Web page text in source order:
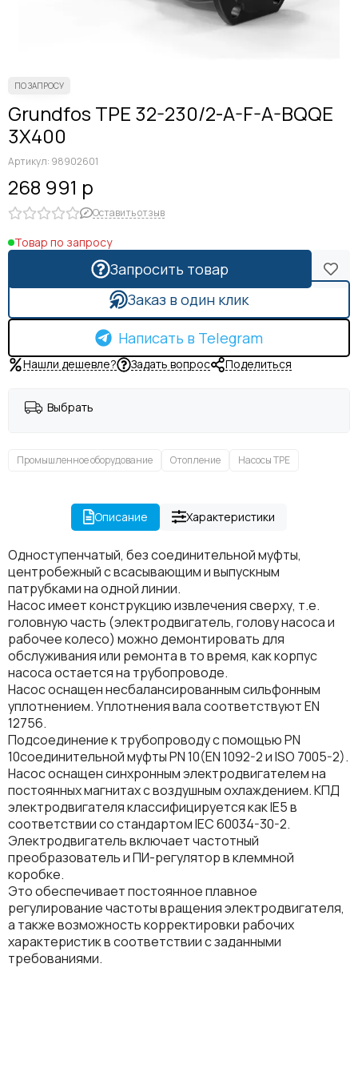
Grundfos TPE 32-230/2-A-F-A-BQQE
3X400
Артикул: 98902601
268 991 р
Оставить отзыв
Товар по запросу
Запросить товар
Заказ в один клик
Написать в Telegram
Нашли дешевле? Задать вопрос Поделиться
Выбрать
Промышленное оборудование Отопление Насосы TPE
Описание Характеристики
Одноступенчатый, без соединительной муфты,
центробежный с всасывающим и выпускным
патрубками на одной линии.
Насос имеет конструкцию извлечения сверху, т.е.
головную часть (электродвигатель, голову насоса и
рабочее колесо) можно демонтировать для
обслуживания или ремонта в то время, как корпус
насоса остается на трубопроводе.
Насос оснащен несбалансированным сильфонным
уплотнением. Уплотнения вала соответствуют EN
12756.
Подсоединение к трубопроводу с помощью PN
10соединительной муфты PN 10(EN 1092-2 и ISO 7005-2).
Насос оснащен синхронным электродвигателем на
постоянных магнитах с воздушным охлаждением. КПД
электродвигателя классифицируется как IE5 в
соответствии со стандартом IEC 60034-30-2.
Электродвигатель включает частотный
преобразователь и ПИ-регулятор в клеммной
коробке.
Это обеспечивает постоянное плавное
регулирование частоты вращения электродвигателя,
а также возможность корректировки рабочих
характеристик в соответствии с заданными
требованиями.